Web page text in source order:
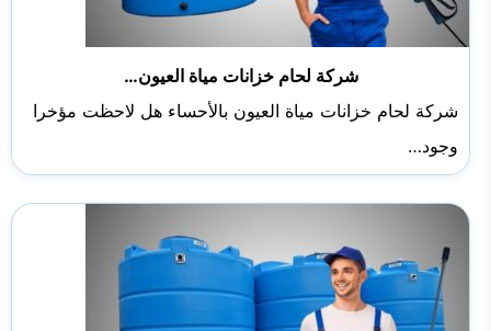
شركة لحام خزانات مياة العيون…
شركة لحام خزانات مياة العيون بالأحساء هل لاحظت مؤخرا
وجود…